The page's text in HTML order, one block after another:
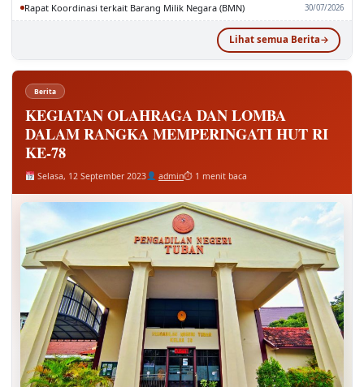
Rapat Koordinasi terkait Barang Milik Negara (BMN) 30/07/2026
Lihat semua Berita
Berita
KEGIATAN OLAHRAGA DAN LOMBA
DALAM RANGKA MEMPERINGATI HUT RI
KE-78
Selasa, 12 September 2023 admin⏱ 1 menit baca